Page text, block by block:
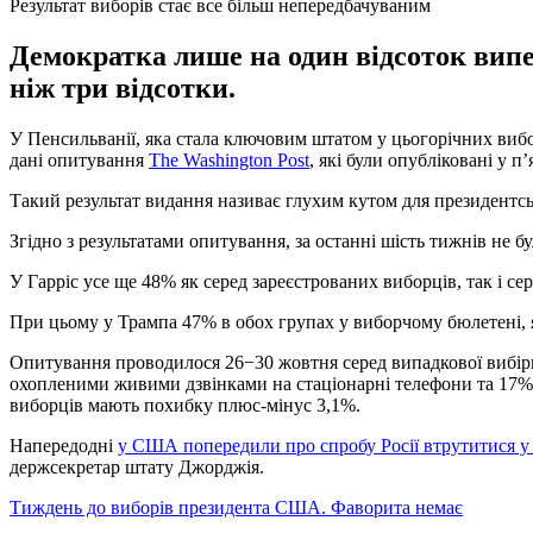
Результат виборів стає все більш непередбачуваним
Демократка лише на один відсоток
ніж три відсотки.
У Пенсильванії, яка стала ключовим штатом у цьогорічних
дані опитування The Washington Post, які були опубліковані у
Такий результат видання називає глухим кутом для
Згідно з результатами опитування, за останні шість тижнів не
У Гарріс усе ще 48% як серед зареєстрованих виборців, так і
При цьому у Трампа 47% в обох групах у виборчому бюлетені,
Опитування проводилося 26−30 жовтня серед випадкової
охопленими живими дзвінками на стаціонарні телефони та
виборців мають похибку плюс-мінус 3,1%.
Напередодні у США попередили про спробу Росії втрутитися
держсекретар штату Джорджія.
Тиждень до виборів президента США. Фаворита немає